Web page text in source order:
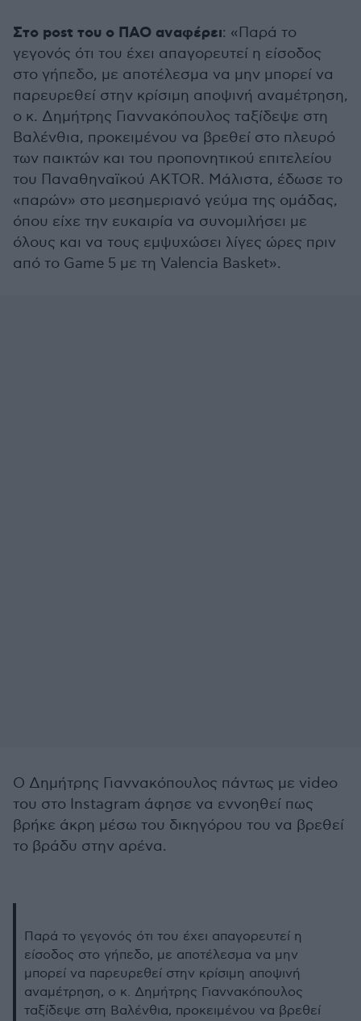
Στο post του ο ΠΑΟ αναφέρει: «Παρά το
γεγονός ότι του έχει απαγορευτεί η είσοδος
στο γήπεδο, με αποτέλεσμα να μην μπορεί να
παρευρεθεί στην κρίσιμη αποψινή αναμέτρηση,
ο κ. Δημήτρης Γιαννακόπουλος ταξίδεψε στη
Βαλένθια, προκειμένου να βρεθεί στο πλευρό
των παικτών και του προπονητικού επιτελείου
του Παναθηναϊκού AKTOR. Μάλιστα, έδωσε το
«παρών» στο μεσημεριανό γεύμα της ομάδας,
όπου είχε την ευκαιρία να συνομιλήσει με
όλους και να τους εμψυχώσει λίγες ώρες πριν
από το Game 5 με τη Valencia Basket».
Ο Δημήτρης Γιαννακόπουλος πάντως με video
του στο Instagram άφησε να εννοηθεί πως
βρήκε άκρη μέσω του δικηγόρου του να βρεθεί
το βράδυ στην αρένα.
Παρά το γεγονός ότι του έχει απαγορευτεί η
είσοδος στο γήπεδο, με αποτέλεσμα να μην
μπορεί να παρευρεθεί στην κρίσιμη αποψινή
αναμέτρηση, ο κ. Δημήτρης Γιαννακόπουλος
ταξίδεψε στη Βαλένθια, προκειμένου να βρεθεί